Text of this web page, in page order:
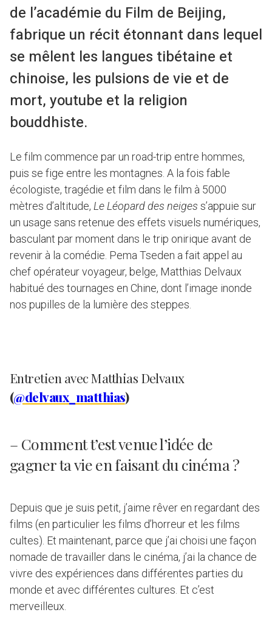
de l’académie du Film de Beijing,
fabrique un récit étonnant dans lequel
se mêlent les langues tibétaine et
chinoise, les pulsions de vie et de
mort, youtube et la religion
bouddhiste.
Le film commence par un road-trip entre hommes,
puis se fige entre les montagnes. A la fois fable
écologiste, tragédie et film dans le film à 5000
mètres d’altitude, Le Léopard des neiges s’appuie sur
un usage sans retenue des effets visuels numériques,
basculant par moment dans le trip onirique avant de
revenir à la comédie. Pema Tseden a fait appel au
chef opérateur voyageur, belge, Matthias Delvaux
habitué des tournages en Chine, dont l’image inonde
nos pupilles de la lumière des steppes.
Entretien avec Matthias Delvaux
(@delvaux_matthias)
– Comment t’est venue l’idée de
gagner ta vie en faisant du cinéma ?
Depuis que je suis petit, j’aime rêver en regardant des
films (en particulier les films d’horreur et les films
cultes). Et maintenant, parce que j’ai choisi une façon
nomade de travailler dans le cinéma, j’ai la chance de
vivre des expériences dans différentes parties du
monde et avec différentes cultures. Et c’est
merveilleux.